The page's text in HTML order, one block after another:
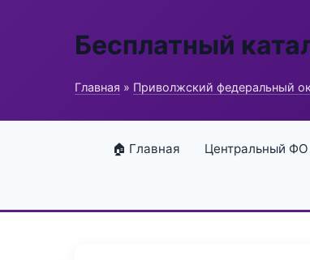
Бесплатный
Главная » Приволжский федеральный
🏠 Главная Центральный ФО